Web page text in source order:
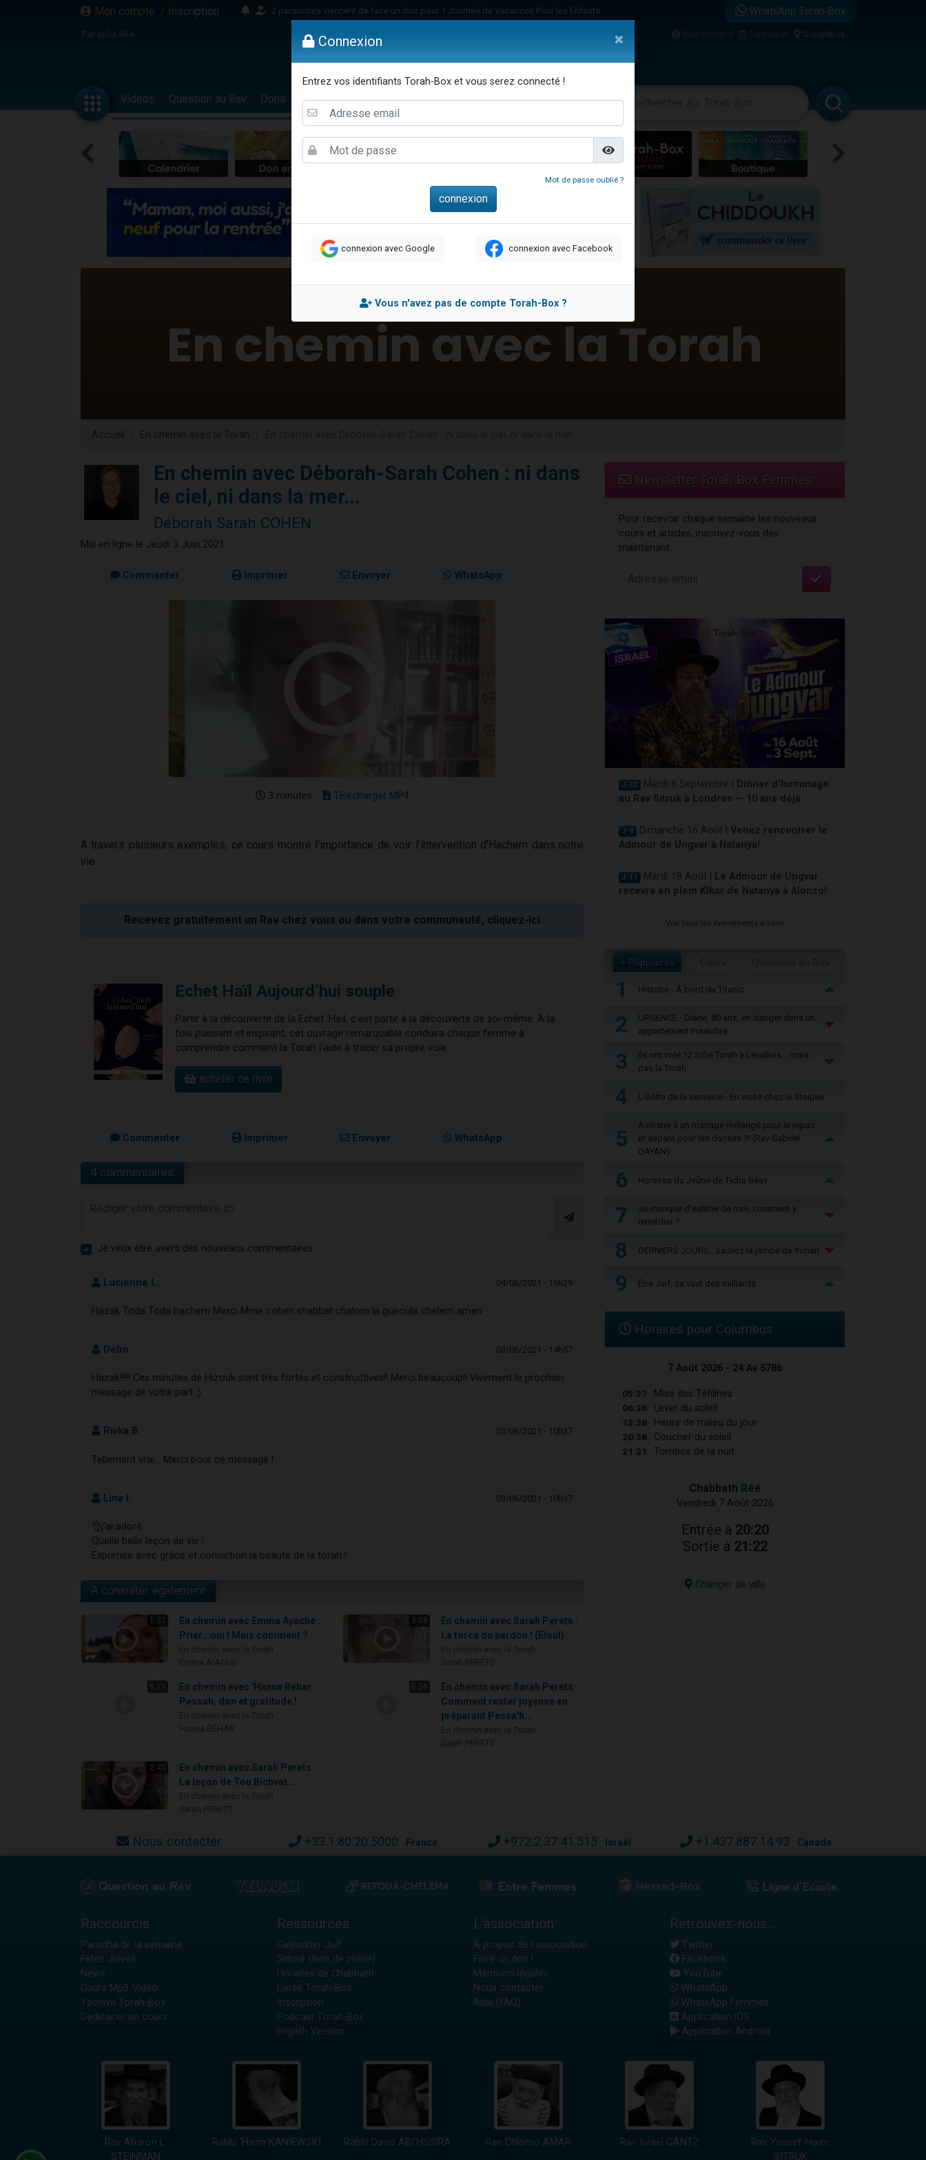
Mon compte / Inscription
2 personnes viennent de faire un don pour 1 Journée de Vacances Pour les Enfants
17 personnes viennent de demander une bénédiction
Eva vient de donner son Maasser
4 personnes viennent de nous rejoindre sur WhatsApp
3 personnes viennent de nous rejoindre sur WhatsApp
3 personnes viennent de faire un don pour 5 jours de vacances aux Orphelins
2 personnes viennent de nous rejoindre sur WhatsApp
13 personnes viennent de demander une bénédiction
12 nouvelles musiques dans Torah-Box Music
Il reste 49 places pour étudier en groupe sur Zoom
3 personnes viennent de nous rejoindre sur WhatsApp
2 personnes viennent de nous rejoindre sur WhatsApp
3 personnes viennent de nous rejoindre sur WhatsApp
WhatsApp Torah-Box
Paracha Réé Mon compte Calendrier Columbus
Vidéos Question au Rav Dons Femmes Enfants Etude sur Texte Musique Paracha Divertissements
Accueil En chemin avec la Torah
En chemin avec Déborah-Sarah Cohen : ni dans
le ciel, ni dans la mer...
Déborah Sarah COHEN
Mis en ligne le Jeudi 3 Juin 2021
Commenter Imprimer Envoyer WhatsApp
3 minutes Télécharger MP4
A travers plusieurs exemples, ce cours montre l'importance de voir l'intervention d'Hachem dans notre
vie.
Recevez gratuitement un Rav chez vous ou dans votre communauté, cliquez-ici
Echet Haïl Aujourd’hui souple
Partir à la découverte de la Echet ‘Haïl, c’est partir à la découverte de soi-même. À la
fois puissant et inspirant, cet ouvrage remarquable conduira chaque femme à
comprendre comment la Torah l’aide à tracer sa propre voie.
acheter ce livre
Commenter Imprimer Envoyer WhatsApp
4 commentaires
Je veux être averti des nouveaux commentaires
Lucienne L. 04/06/2021 - 16h29
Hazak Toda Toda hachem Merci Mme cohen shabbat chalom la gueoula chelem amen
Débo .. 03/06/2021 - 14h57
Hazak!!!!! Ces minutes de Hizouk sont très fortes et constructives!! Merci beaucoup!! Vivement le prochain
message de votre part :)
Rivka B. 03/06/2021 - 10h37
Tellement vrai... Merci pour ce message !
Lina I. 03/06/2021 - 10h37
👌j'ai adoré.
Quelle belle leçon de vie !
Exprimée avec grâce et conviction la beauté de la torah !
A consulter également
1:37
En chemin avec Emma Ayache :
Prier...oui ! Mais comment ?
3:08
En chemin avec Sarah Perets :
La force du pardon ! (Eloul)
8:19
En chemin avec 'Hanna Béhar :
Pessah, don et gratitude !
6:58
En chemin avec Sarah Perets :
Comment rester joyeuse en
préparant Pessa'h...
2:45
En chemin avec Sarah Perets :
La leçon de Tou Bichvat...
Newsletter Torah-Box Femmes
Pour recevoir chaque semaine les nouveaux
cours et articles, inscrivez-vous dès
maintenant :
J-32 Mardi 8 Septembre |
Dinner d'hommage
au Rav Sitruk à Londres — 10 ans déjà
J-9 Dimanche 16 Août | Venez rencontrer le
Admour de Ungvar à Natanya!
J-11 Mardi 18 Août |
Le Admour de Ungvar
recevra en plein Kikar de Natanya à Alonzo!
Voir tous les événements à venir
+ Populaires
1 Histoire - À bord du Titanic
2
URGENCE - Diane, 80 ans, en danger dans un
appartement insalubre
3
Ils ont volé 12 Sifré Torah à Levallois… mais
pas la Torah
4 L'édito de la semaine - En visite chez le Steipler
5
Assister à un mariage mélangé pour le repas
et séparé pour les danses ?! (Rav Gabriel
DAYAN)
6 Horaires du Jeûne de Ticha Béav
7
Je manque d'estime de moi, comment y
remédier ?
8 DERNIERS JOURS : Sauvez la jambe de Yohan
9 Être Juif, ça vaut des milliards
Horaires pour Columbus
7 Août 2026 - 24 Av 5786
05:37 Mise des Téfilines
06:36 Lever du soleil
13:38 Heure de milieu du jour
20:38 Coucher du soleil
21:21 Tombée de la nuit
Chabbath Réé
Vendredi 7 Août 2026
Entrée à 20:20
Sortie à 21:22
Changer de ville
Nous contacter +33.1.80.20.5000 France +972.2.37.41.515 Israël +1.437.887.14.93 Canada
Raccourcis
Paracha de la semaine
Fêtes Juives
News
Cours Mp3-Vidéo
Yéchiva Torah-Box
Dédicacer un cours
Ressources
Calendrier Juif
Sidour (livre de prière)
Horaires de Chabbath
Livres Torah-Box
Inscription
Podcast Torah-Box
English Version
L'association
A propos de l'association
Faire un don !
Mentions légales
Nous contacter
Aide (FAQ)
Retrouvez-nous...
Twitter
Facebook
YouTube
WhatsApp
WhatsApp Femmes
Application iOS
Application Android
Rav Aharon L.
STEINMAN
Rabbi 'Haïm KANIEWSKI Rabbi David ABI'HSSIRA Rav Chlomo AMAR Rav Israël GANTZ
Rav Yossef-Haïm
SITRUK
Connexion ×
Entrez vos identifiants Torah-Box et vous serez connecté !
Mot de passe oublié ?
connexion avec Google connexion avec Facebook
Vous n'avez pas de compte Torah-Box ?